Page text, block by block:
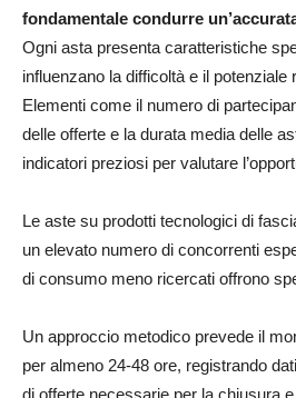
fondamentale condurre
Ogni asta presenta caratteristiche
influenzano la difficoltà e il potenziale
Elementi come il numero di
delle offerte e la durata media delle
indicatori preziosi per valutare
Le aste su prodotti tecnologici di
un elevato numero di concorrenti
di consumo meno ricercati offrono
Un approccio metodico prevede il
per almeno 24-48 ore, registrando
di offerte necessarie per la chiusura